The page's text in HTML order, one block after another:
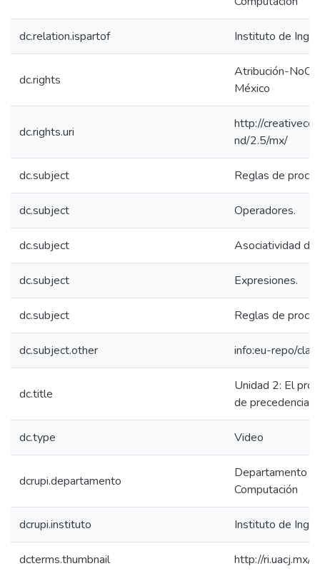
dc.relation.ispartof Instituto de
dc.rights
Atribución-
México
dc.rights.uri
http://
nd/2.5/mx/
dc.subject Reglas de
dc.subject Operadores.
dc.subject Asociatividad de
dc.subject Expresiones.
dc.subject Reglas de
dc.subject.other info:eu-repo/
dc.title
Unidad 2: El
de precedencia.
dc.type Video
dcrupi.departamento
Departamento
Computación
dcrupi.instituto Instituto de
dcterms.thumbnail http://ri.uacj.mx/